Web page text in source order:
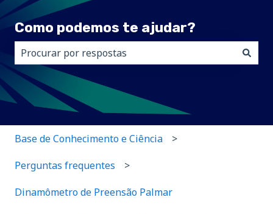
Como podemos te ajudar?
Não há sugestões porque o campo de pesquisa está
Base de Conhecimento e Ciência
Perguntas frequentes
Dinamômetro de Preensão Palmar